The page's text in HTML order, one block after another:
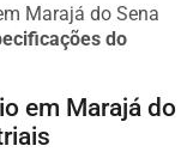
Marajá do Sena
do
em Marajá do